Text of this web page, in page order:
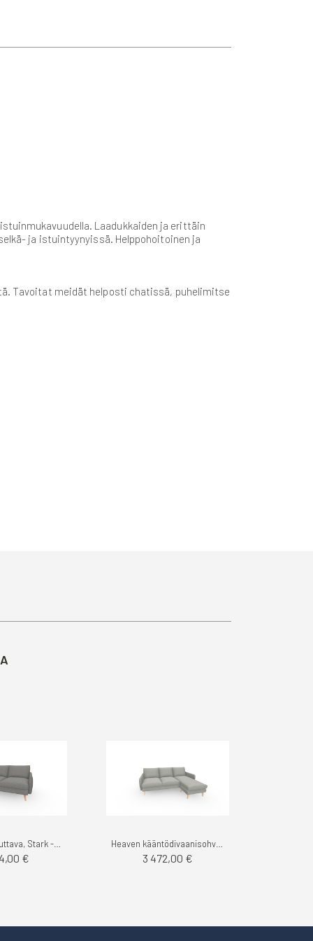
Laadukkaiden ja erittäin
ja istuintyynyissä. Helppohoitoinen ja
Tavoitat meidät helposti chatissä, puhelimitse
€ 3 472,00 €